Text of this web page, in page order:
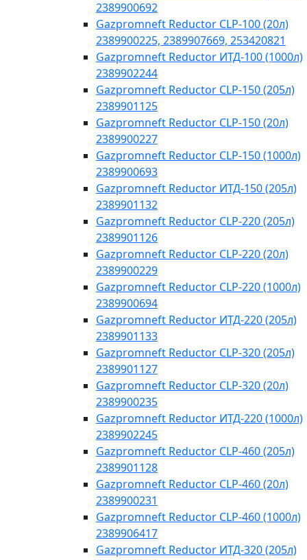
2389900692
Gazpromneft Reductor CLP-100 (20л)
2389900225, 2389907669, 253420821
Gazpromneft Reductor ИТД-100 (1000л)
2389902244
Gazpromneft Reductor CLP-150 (205л)
2389901125
Gazpromneft Reductor CLP-150 (20л)
2389900227
Gazpromneft Reductor CLP-150 (1000л)
2389900693
Gazpromneft Reductor ИТД-150 (205л)
2389901132
Gazpromneft Reductor CLP-220 (205л)
2389901126
Gazpromneft Reductor CLP-220 (20л)
2389900229
Gazpromneft Reductor CLP-220 (1000л)
2389900694
Gazpromneft Reductor ИТД-220 (205л)
2389901133
Gazpromneft Reductor CLP-320 (205л)
2389901127
Gazpromneft Reductor CLP-320 (20л)
2389900235
Gazpromneft Reductor ИТД-220 (1000л)
2389902245
Gazpromneft Reductor CLP-460 (205л)
2389901128
Gazpromneft Reductor CLP-460 (20л)
2389900231
Gazpromneft Reductor CLP-460 (1000л)
2389906417
Gazpromneft Reductor ИТД-320 (205л)